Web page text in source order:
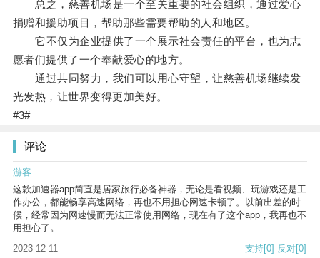
总之，慈善机场是一个至关重要的社会组织，通过爱心
捐赠和援助项目，帮助那些需要帮助的人和地区。
它不仅为企业提供了一个展示社会责任的平台，也为志
愿者们提供了一个奉献爱心的地方。
通过共同努力，我们可以用心守望，让慈善机场继续发
光发热，让世界变得更加美好。
#3#
评论
游客
这款加速器app简直是居家旅行必备神器，无论是看视频、玩游戏还是工
作办公，都能畅享高速网络，再也不用担心网速卡顿了。以前出差的时
候，经常因为网速慢而无法正常使用网络，现在有了这个app，我再也不
用担心了。
2023-12-11
支持[0] 反对[0]